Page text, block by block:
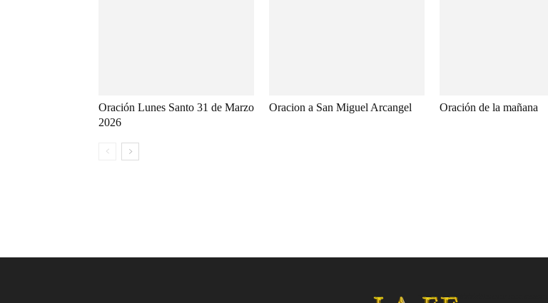
Oración Lunes Santo 31 de Marzo
2026
Oracion a San Miguel Arcangel Oración de la mañana